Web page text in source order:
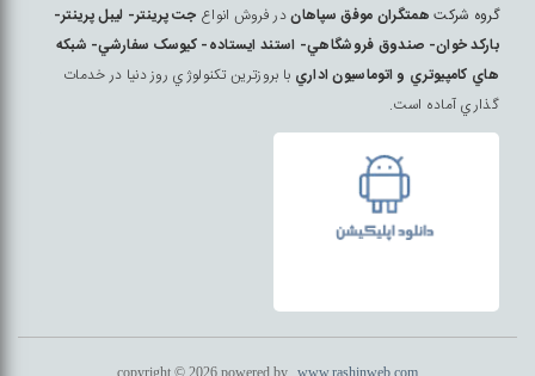
گروه شرکت همتگران موفق سپاهاندر فروش انواع جت پرينتر- ليبل پرينتر-
بارکد خوان- صندوق فروشگاهي- استند ايستاده- کيوسک سفارشي- شبکه
هاي کامپيوتري و اتوماسيون اداري با بروزترين تکنولوژي روز دنيا در خدمات
گذاري آماده است.
copyright © 2026 powered by www.rashinweb.com